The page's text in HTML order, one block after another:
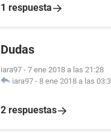
1 respuesta
Dudas
iara97 - 7 ene 2018 a las 21:28
iara97 - 8 ene 2018 a las
2 respuestas